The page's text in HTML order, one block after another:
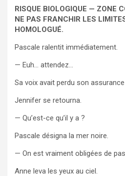
RISQUE BIOLOGIQUE — ZONE
NE PAS FRANCHIR LES
HOMOLOGUÉ.
Pascale ralentit immédiatement.
— Euh… attendez…
Sa voix avait perdu son
Jennifer se retourna.
— Qu’est-ce qu’il y a ?
Pascale désigna la mer noire.
— On est vraiment obligées de
Anne leva les yeux au ciel.